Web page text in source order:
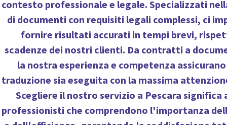
contesto professionale e legale. Specializzati
di documenti con requisiti legali complessi, ci
fornire risultati accurati in tempi brevi,
scadenze dei nostri clienti. Da contratti a
la nostra esperienza e competenza
traduzione sia eseguita con la massima
Scegliere il nostro servizio a Pescara significa
professionisti che comprendono l'importanza